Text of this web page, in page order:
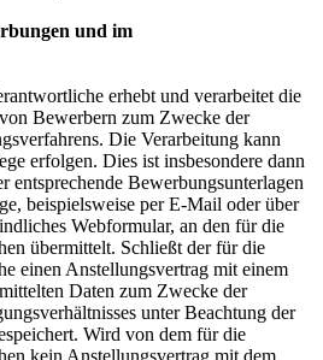
und im
erhebt und verarbeitet die
Bewerbern zum Zwecke der
Die Verarbeitung kann
erfolgen. Dies ist insbesondere dann
entsprechende Bewerbungsunterlagen
beispielsweise per E-Mail oder über
Webformular, an den für die
übermittelt. Schließt der für die
einen Anstellungsvertrag mit einem
Daten zum Zwecke der
unter Beachtung der
Wird von dem für die
kein Anstellungsvertrag mit dem